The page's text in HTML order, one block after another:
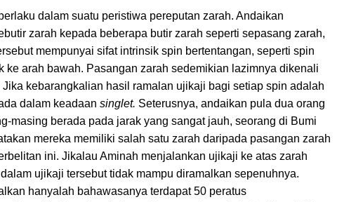
dalam suatu peristiwa pereputan zarah. Andaikan
zarah kepada beberapa butir zarah seperti sepasang zarah,
mempunyai sifat intrinsik spin bertentangan, seperti spin
ke arah bawah. Pasangan zarah sedemikian lazimnya dikenali
kebarangkalian hasil ramalan ujikaji bagi setiap spin adalah
dalam keadaan singlet. Seterusnya, andaikan pula dua orang
masing berada pada jarak yang sangat jauh, seorang di Bumi
mereka memiliki salah satu zarah daripada pasangan zarah
ini. Jikalau Aminah menjalankan ujikaji ke atas zarah
ujikaji tersebut tidak mampu diramalkan sepenuhnya.
hanyalah bahawasanya terdapat 50 peratus